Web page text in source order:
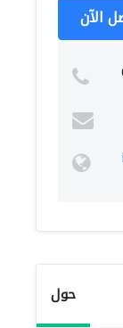
الآن
حول